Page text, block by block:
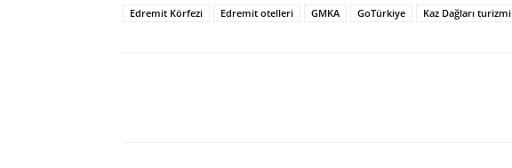
Edremit Körfezi
Edremit otelleri GMKA GoTürkiye Kaz Dağları turizmi